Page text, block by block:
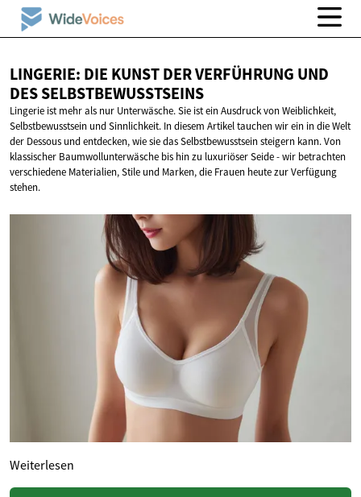
LINGERIE: DIE KUNST DER VERFÜHRUNG UND
DES SELBSTBEWUSSTSEINS
Lingerie ist mehr als nur Unterwäsche. Sie ist ein Ausdruck von Weiblichkeit,
Selbstbewusstsein und Sinnlichkeit. In diesem Artikel tauchen wir ein in die Welt
der Dessous und entdecken, wie sie das Selbstbewusstsein steigern kann. Von
klassischer Baumwollunterwäsche bis hin zu luxuriöser Seide - wir betrachten
verschiedene Materialien, Stile und Marken, die Frauen heute zur Verfügung
stehen.
Weiterlesen